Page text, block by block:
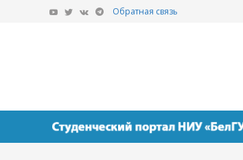
Обратная связь